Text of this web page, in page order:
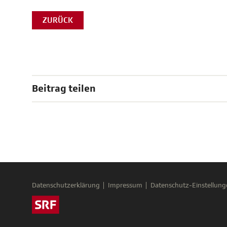
ZURÜCK
Beitrag teilen
Datenschutzerklärung Impressum Datenschutz-